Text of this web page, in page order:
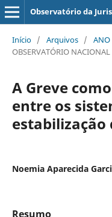
Observatório da
Início / Arquivos /
OBSERVATÓRIO NACIONAL
A Greve
entre os
estabilização
Noemia Aparecida
Resumo